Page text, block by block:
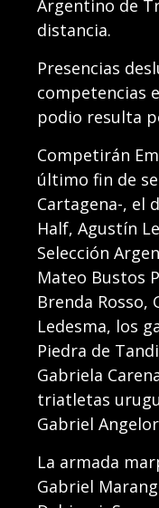
Argentino de
distancia.
Presencias
competencias
podio resulta
Competirán
último fin de
Cartagena-, el
Half, Agustín
Selección
Mateo Bustos
Brenda Rosso,
Ledesma, los
Piedra de
Gabriela
triatletas
Gabriel
La armada
Gabriel